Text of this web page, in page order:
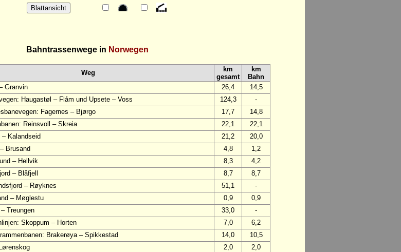
Bahntrassenwege in Norwegen
Weg
km
gesamt
km
Bahn
Granvin 26,4
14,5
Haugastøl – Flåm und Upsete – Voss 124,3
-
Fagernes – Bjørgo 17,7
14,8
Reinsvoll – Skreia 22,1
22,1
– Kalandseid 21,2
20,0
Brusand 4,8
1,2
– Hellvik 8,3
4,2
– Blåfjell 8,7
8,7
– Røyknes 51,1
-
– Møglestu 0,9
0,9
Treungen 33,0
-
Skoppum – Horten 7,0
6,2
Brakerøya – Spikkestad 14,0
10,5
2,0
2,0